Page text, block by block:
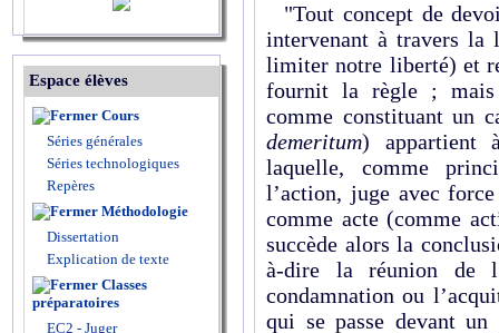
Espace élèves
Cours
Séries générales
Séries technologiques
Repères
Méthodologie
Dissertation
Explication de texte
Classes
préparatoires
EC2 - Juger
"Tout concept de
intervenant à travers la
limiter notre liberté) et
fournit la règle ;
comme constituant un
demeritum)
laquelle, comme
l’action, juge avec
comme acte (comme
succède alors la
à-dire la réunion de
condamnation ou
qui se passe devant un